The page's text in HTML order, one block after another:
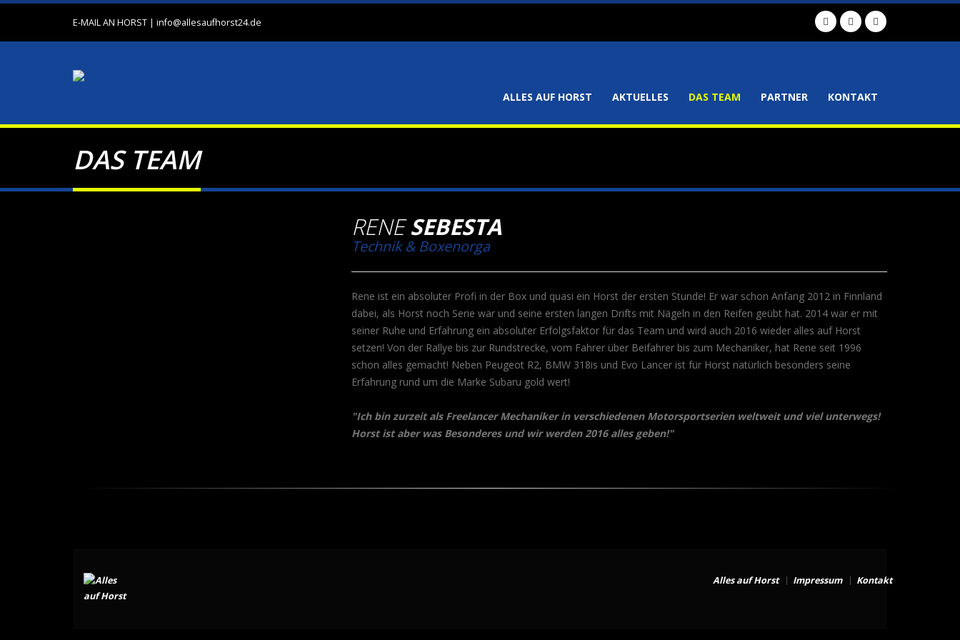
E-MAIL AN HORST | info@allesaufhorst24.de
ALLES AUF HORST AKTUELLES DAS TEAM PARTNER KONTAKT
DAS TEAM
RENESEBESTA
Technik & Boxenorga
Rene ist ein absoluter Profi in der Box und quasi ein Horst der ersten Stunde! Er war schon Anfang 2012 in Finnland
dabei, als Horst noch Serie war und seine ersten langen Drifts mit Nägeln in den Reifen geübt hat. 2014 war er mit
seiner Ruhe und Erfahrung ein absoluter Erfolgsfaktor für das Team und wird auch 2016 wieder alles auf Horst
setzen! Von der Rallye bis zur Rundstrecke, vom Fahrer über Beifahrer bis zum Mechaniker, hat Rene seit 1996
schon alles gemacht! Neben Peugeot R2, BMW 318is und Evo Lancer ist für Horst natürlich besonders seine
Erfahrung rund um die Marke Subaru gold wert!
"Ich bin zurzeit als Freelancer Mechaniker in verschiedenen Motorsportserien weltweit und viel unterwegs!
Horst ist aber was Besonderes und wir werden 2016 alles geben!"
Alles auf Horst Impressum Kontakt